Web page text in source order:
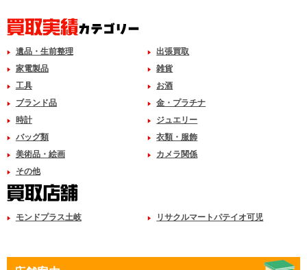
遺品・生前整理
出張買取
家電製品
雑貨
工具
お酒
ブランド品
金・プラチナ
時計
ジュエリー
バッグ類
衣類・服飾
美術品・絵画
カメラ関係
その他
モンドプラス土岐 リサクルマートパテイオ可児